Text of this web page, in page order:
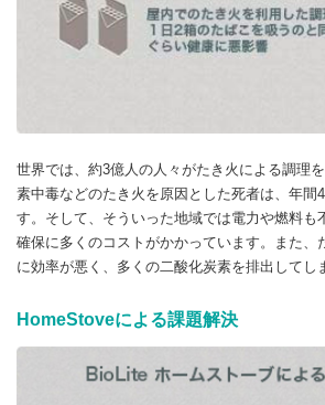
世界では、約3億人の人々がたき火による調理
素中毒などのたき火を原因とした死者は、年間
す。そして、そういった地域では電力や燃料も
確保に多くのコストがかかっています。また、
に効率が悪く、多くの二酸化炭素を排出してし
HomeStoveによる課題解決